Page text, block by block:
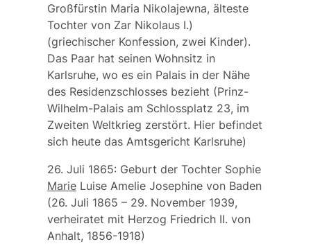
Großfürstin Maria Nikolajewna, älteste
Tochter von Zar Nikolaus I.)
(griechischer Konfession, zwei Kinder).
Das Paar hat seinen Wohnsitz in
Karlsruhe, wo es ein Palais in der Nähe
des Residenzschlosses bezieht (Prinz-
Wilhelm-Palais am Schlossplatz 23, im
Zweiten Weltkrieg zerstört. Hier befindet
sich heute das Amtsgericht Karlsruhe)
26. Juli 1865: Geburt der Tochter Sophie
Marie Luise Amelie Josephinevon Baden
(26. Juli 1865 – 29. November 1939,
verheiratet mit Herzog Friedrich II. von
Anhalt, 1856-1918)